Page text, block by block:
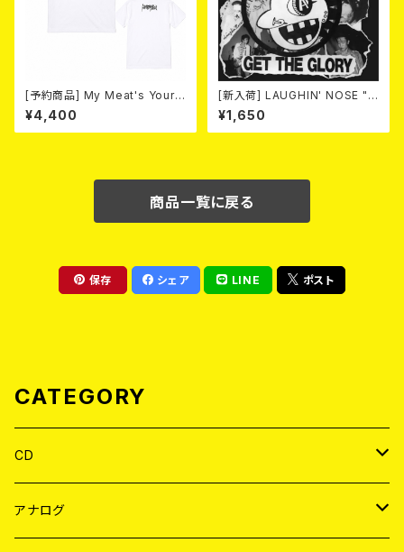
[予約商品] My Meat's Your
Poison -あんたにゃ毒でもオイ
ラにゃ薬- (White) 熊本地震 復
興支援T-shirt 2026年8月末
¥4,400
[新入荷] LAUGHIN' NOSE "G
ET THE GLORY" (CD)
¥1,650
商品一覧に戻る
保存 シェア LINE ポスト
CATEGORY
CD
JAPAN
アナログ